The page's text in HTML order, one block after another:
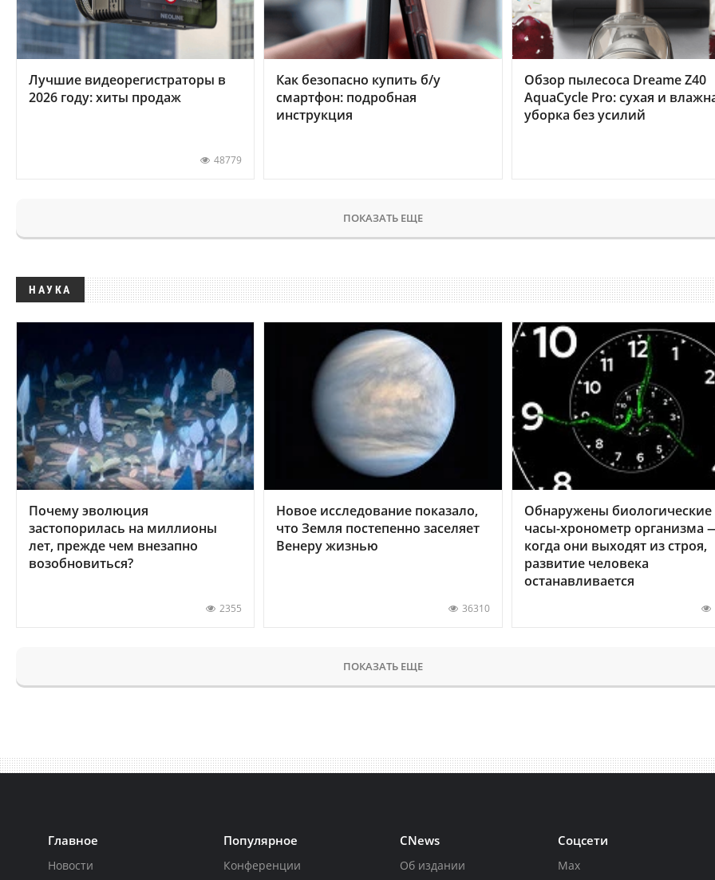
Лучшие видеорегистраторы в
2026 году: хиты продаж
48779
Как безопасно купить б/у
смартфон: подробная
инструкция
Обзор пылесоса Dreame Z40
AquaCycle Pro: сухая и
уборка без усилий
ПОКАЗАТЬ ЕЩЕ
НАУКА
Почему эволюция
застопорилась на миллионы
лет, прежде чем внезапно
возобновиться?
2355
Новое исследование показало,
что Земля постепенно заселяет
Венеру жизнью
36310
Обнаружены биологические
часы-хронометр организма
когда они выходят из строя,
развитие человека
останавливается
ПОКАЗАТЬ ЕЩЕ
Главное
Новости
Популярное
Конференции
CNews
Об издании
Соцсети
Max